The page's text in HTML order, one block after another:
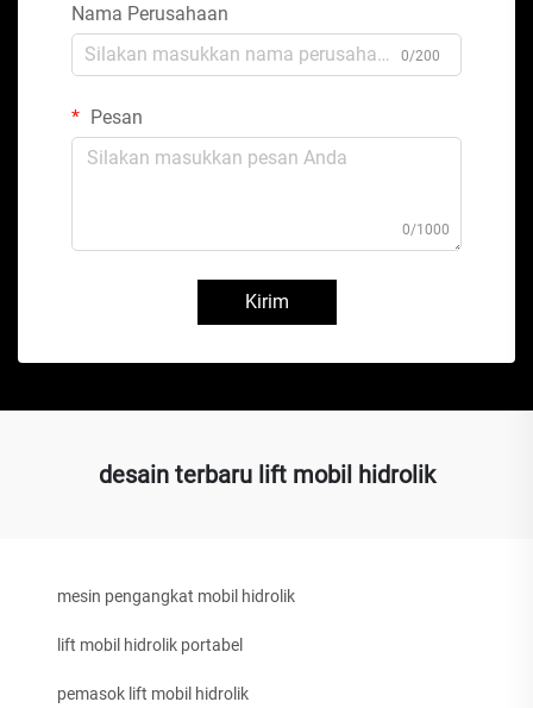
Nama Perusahaan
0/200
Pesan
0/1000
Kirim
desain terbaru lift mobil hidrolik
mesin pengangkat mobil hidrolik
lift mobil hidrolik portabel
pemasok lift mobil hidrolik